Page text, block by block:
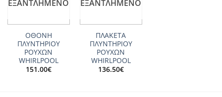
ΕΞΑΝΤΛΗΜΈΝΟ
ΟΘΟΝΗ
ΠΛΥΝΤΗΡΙΟΥ
ΡΟΥΧΩΝ
WHIRLPOOL
151.00€
ΕΞΑΝΤΛΗΜΈΝΟ
ΠΛΑΚΕΤΑ
ΠΛΥΝΤΗΡΙΟΥ
ΡΟΥΧΩΝ
WHIRLPOOL
136.50€